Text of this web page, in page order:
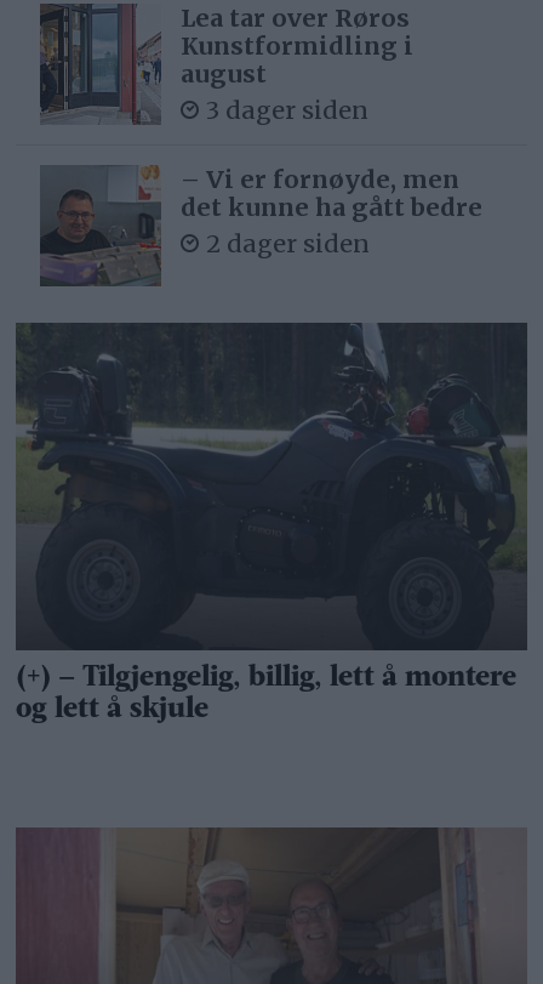
Lea tar over Røros
Kunstformidling i
august
3 dager siden
– Vi er fornøyde, men
det kunne ha gått bedre
2 dager siden